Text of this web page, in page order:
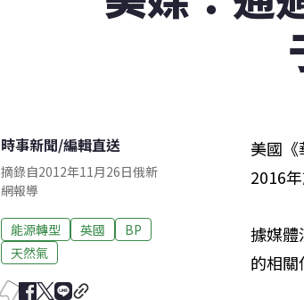
時事新聞/編輯直送
摘錄自2012年11月26日俄新
網報導
能源轉型 英國
BP
天然氣
美國
2016
據媒體
的相關